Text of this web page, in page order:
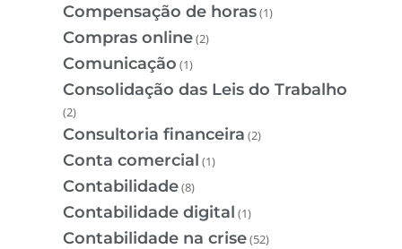
Compensação de horas(1)
Compras online(2)
Comunicação (1)
Consolidação das Leis do Trabalho
(2)
Consultoria financeira (2)
Conta comercial (1)
Contabilidade(8)
Contabilidade digital (1)
Contabilidade na crise(52)